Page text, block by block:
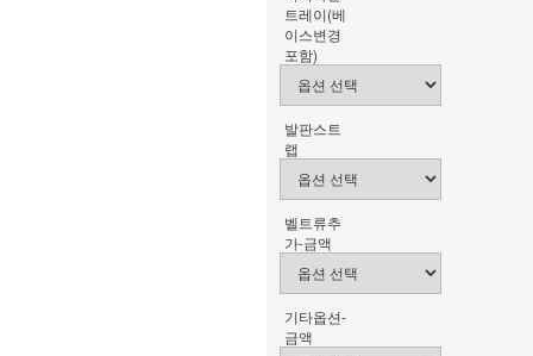
트레이(베
이스변경
포함)
발판스트
랩
벨트류추
가-금액
기타옵션-
금액